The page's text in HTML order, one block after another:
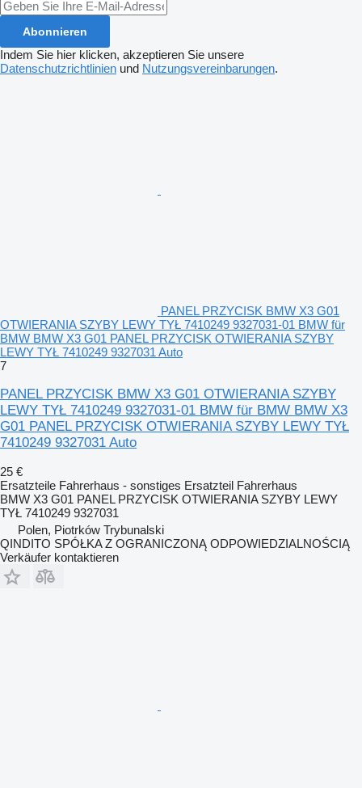
Abonnieren
Indem Sie hier klicken, akzeptieren Sie unsere
Datenschutzrichtlinien und Nutzungsvereinbarungen.
PANEL PRZYCISK BMW X3 G01
OTWIERANIA SZYBY LEWY TYŁ 7410249 9327031-01 BMW für
BMW BMW X3 G01 PANEL PRZYCISK OTWIERANIA SZYBY
LEWY TYŁ 7410249 9327031 Auto
7
PANEL PRZYCISK BMW X3 G01 OTWIERANIA SZYBY
LEWY TYŁ 7410249 9327031-01 BMW für BMW BMW X3
G01 PANEL PRZYCISK OTWIERANIA SZYBY LEWY TYŁ
7410249 9327031 Auto
25 €
Ersatzteile Fahrerhaus - sonstiges Ersatzteil Fahrerhaus
BMW X3 G01 PANEL PRZYCISK OTWIERANIA SZYBY LEWY
TYŁ 7410249 9327031
Polen, Piotrków Trybunalski
QINDITO SPÓŁKA Z OGRANICZONĄ ODPOWIEDZIALNOŚCIĄ
Verkäufer kontaktieren